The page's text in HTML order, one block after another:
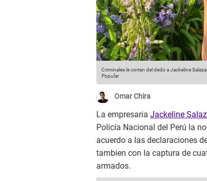
Criminales le cortan del dedo a Jackeline
Popular
Omar Chira
La empresaria Jackeline
Policía Nacional del Perú la
acuerdo a las declaraciones
tambien con la captura de
armados.